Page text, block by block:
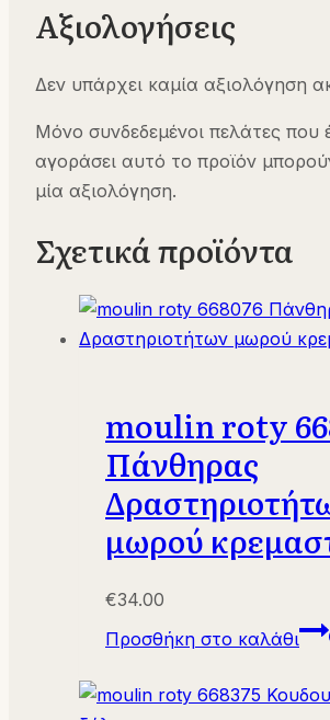
Αξιολογήσεις
Δεν υπάρχει καμία αξιολόγηση
Μόνο συνδεδεμένοι πελάτες που
αγοράσει αυτό το προϊόν
μία αξιολόγηση.
Σχετικά προϊόντα
moulin roty
Πάνθηρας
μωρού
€34.00
Προσθήκη στο καλάθι